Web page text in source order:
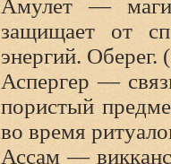
Амулет —
защищает от
энергий. Оберег.
Аспергер —
пористый
во время
Ассам —